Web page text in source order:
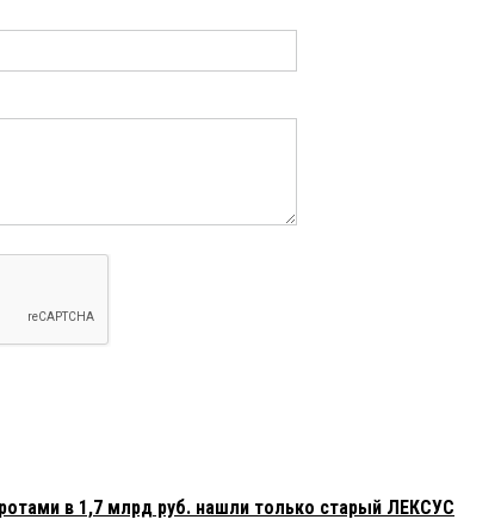
в 1,7 млрд руб. нашли только старый ЛЕКСУС